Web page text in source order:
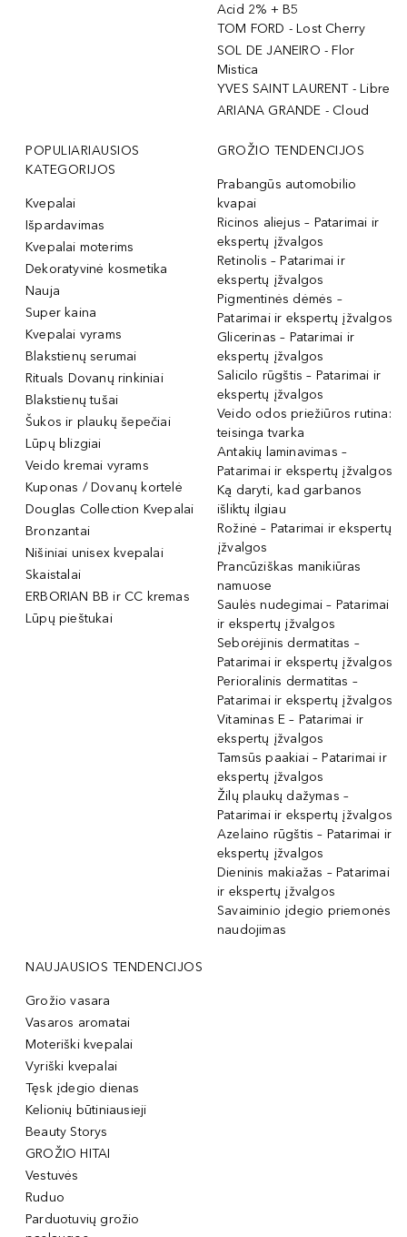
Acid 2% + B5
TOM FORD - Lost Cherry
SOL DE JANEIRO - Flor
Mistica
YVES SAINT LAURENT - Libre
ARIANA GRANDE - Cloud
POPULIARIAUSIOS
KATEGORIJOS
Kvepalai
Išpardavimas
Kvepalai moterims
Dekoratyvinė kosmetika
Nauja
Super kaina
Kvepalai vyrams
Blakstienų serumai
Rituals Dovanų rinkiniai
Blakstienų tušai
Šukos ir plaukų šepečiai
Lūpų blizgiai
Veido kremai vyrams
Kuponas / Dovanų kortelė
Douglas Collection Kvepalai
Bronzantai
Nišiniai unisex kvepalai
Skaistalai
ERBORIAN BB ir CC kremas
Lūpų pieštukai
GROŽIO TENDENCIJOS
Prabangūs automobilio
kvapai
Ricinos aliejus – Patarimai ir
ekspertų įžvalgos
Retinolis – Patarimai ir
ekspertų įžvalgos
Pigmentinės dėmės –
Patarimai ir ekspertų įžvalgos
Glicerinas – Patarimai ir
ekspertų įžvalgos
Salicilo rūgštis – Patarimai ir
ekspertų įžvalgos
Veido odos priežiūros rutina:
teisinga tvarka
Antakių laminavimas –
Patarimai ir ekspertų įžvalgos
Ką daryti, kad garbanos
išliktų ilgiau
Rožinė – Patarimai ir ekspertų
įžvalgos
Prancūziškas manikiūras
namuose
Saulės nudegimai – Patarimai
ir ekspertų įžvalgos
Seborėjinis dermatitas –
Patarimai ir ekspertų įžvalgos
Perioralinis dermatitas –
Patarimai ir ekspertų įžvalgos
Vitaminas E – Patarimai ir
ekspertų įžvalgos
Tamsūs paakiai – Patarimai ir
ekspertų įžvalgos
Žilų plaukų dažymas –
Patarimai ir ekspertų įžvalgos
Azelaino rūgštis – Patarimai ir
ekspertų įžvalgos
Dieninis makiažas – Patarimai
ir ekspertų įžvalgos
Savaiminio įdegio priemonės
naudojimas
NAUJAUSIOS TENDENCIJOS
Grožio vasara
Vasaros aromatai
Moteriški kvepalai
Vyriški kvepalai
Tęsk įdegio dienas
Kelionių būtiniausieji
Beauty Storys
GROŽIO HITAI
Vestuvės
Ruduo
Parduotuvių grožio